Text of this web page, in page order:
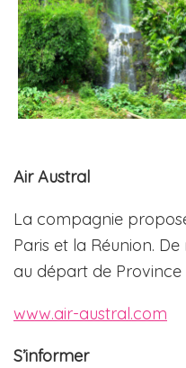
Air Austral
La compagnie
Paris et la Réunion.
au départ de Province
www.air-austral.com
S’informer